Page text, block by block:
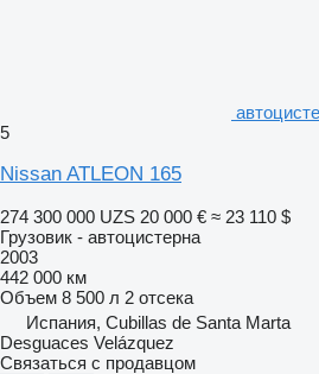
5
Nissan ATLEON 165
274 300 000 UZS 20 000 € ≈ 23 110 $
Грузовик - автоцистерна
2003
442 000 км
Объем 8 500 л 2 отсека
Испания, Cubillas de Santa Marta
Desguaces Velázquez
Связаться с продавцом